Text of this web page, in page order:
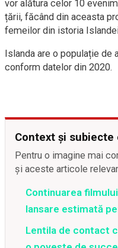
vor alătura celor 10
țării, făcând din aceasta
femeilor din istoria
Islanda are o populație de
conform datelor din 2020.
Context și subiecte
Pentru o imagine mai
și aceste articole
Continuarea
lansare estimată
Lentila de contact